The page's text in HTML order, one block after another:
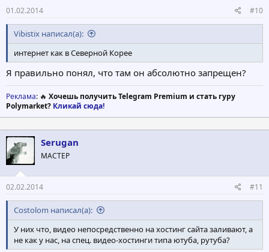
01.02.2014 #10
Vibistix написал(а):
интернет как в Северной Корее
Я правильно понял, что там он абсолютно запрещен?
Реклама: 🔥 Хочешь получить Telegram Premium и стать гуру
Polymarket? Кликай сюда!
Serugan
МАСТЕР
02.02.2014 #11
Costolom написал(а):
У них что, видео непосредственно на хостинг сайта заливают, а
не как у нас, на спец. видео-хостинги типа ютуба, рутуба?